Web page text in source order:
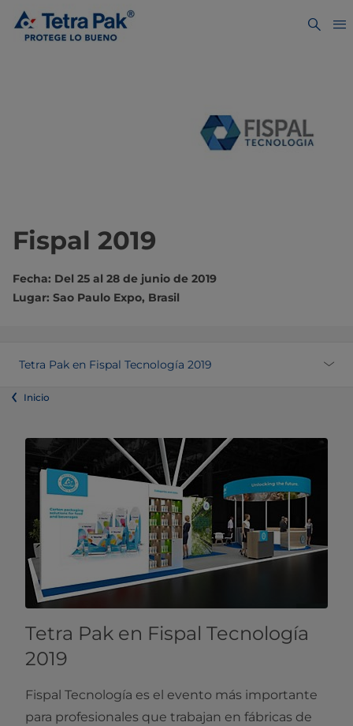
Fispal 2019
Fecha: Del 25 al 28 de junio de 2019
Lugar: Sao Paulo Expo, Brasil
Tetra Pak en Fispal Tecnología 2019
Inicio
Tetra Pak en Fispal Tecnología
2019
Fispal Tecnología es el evento más importante
para profesionales que trabajan en fábricas de